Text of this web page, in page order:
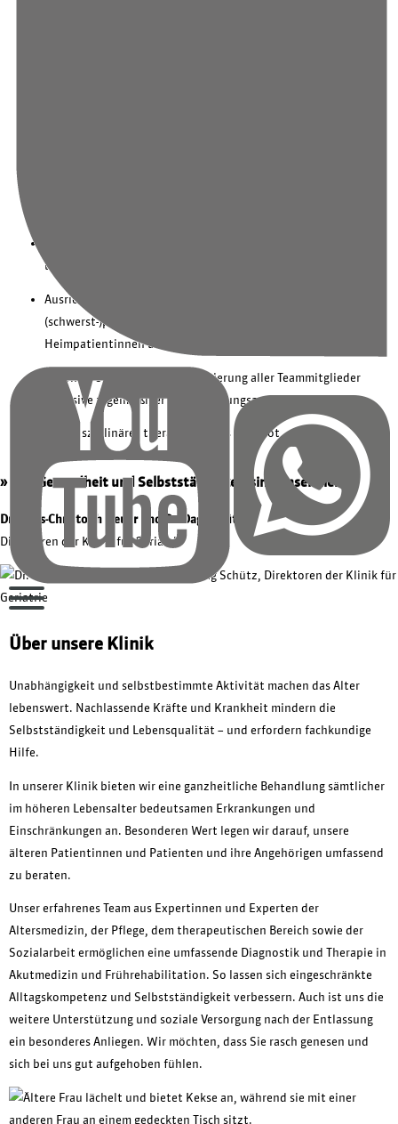
und Alltagskompetenz
Ausrichtung der Akutgeriatrie auch an
(schwerst-)pflegebedürftige Patientinnen und Patienten bzw.
Heimpatientinnen und -patienten
Besondere geriatrische Qualifizierung aller Teammitglieder
inklusive regelmäßiger Weiterbildungsangebote
Interdisziplinäres therapeutisches Angebot
» Ihre Gesundheit und Selbstständigkeit sind unser Ziel. «
Dr. Hans-Christoph Heuer und Dr. Dag Schütz
Direktoren der Klinik für Geriatrie
Über unsere Klinik
Unabhängigkeit und selbstbestimmte Aktivität machen das Alter
lebenswert. Nachlassende Kräfte und Krankheit mindern die
Selbstständigkeit und Lebensqualität – und erfordern fachkundige
Hilfe.
In unserer Klinik bieten wir eine ganzheitliche Behandlung sämtlicher
im höheren Lebensalter bedeutsamen Erkrankungen und
Einschränkungen an. Besonderen Wert legen wir darauf, unsere
älteren Patientinnen und Patienten und ihre Angehörigen umfassend
zu beraten.
Unser erfahrenes Team aus Expertinnen und Experten der
Altersmedizin, der Pflege, dem therapeutischen Bereich sowie der
Sozialarbeit ermöglichen eine umfassende Diagnostik und Therapie in
Akutmedizin und Frührehabilitation. So lassen sich eingeschränkte
Alltagskompetenz und Selbstständigkeit verbessern. Auch ist uns die
weitere Unterstützung und soziale Versorgung nach der Entlassung
ein besonderes Anliegen. Wir möchten, dass Sie rasch genesen und
sich bei uns gut aufgehoben fühlen.